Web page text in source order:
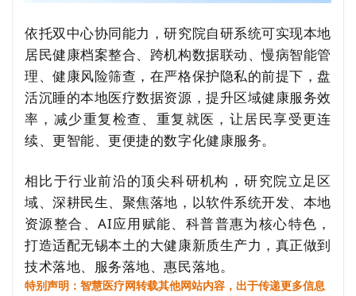
依托双中心协同能力，研究院自研系统可实现本地
居民健康档案整合、跨机构数据联动、慢病智能管
理、健康风险筛查，在严格保护隐私的前提下，盘
活沉睡的本地医疗数据资源，提升区域健康服务效
率，减少重复检查、重复就医，让居民享受更连
续、更智能、更便捷的数字化健康服务。
相比于行业前沿的顶尖科研机构，研究院立足区
域、深耕民生、聚焦落地，以软件系统开发、本地
资源整合、AI应用赋能、科普普惠为核心特色，
打造适配无锡本土的大健康新质生产力，真正做到
技术落地、服务落地、惠民落地。
特别声明：智慧医疗网转载其他网站内容，出于传递更多信息